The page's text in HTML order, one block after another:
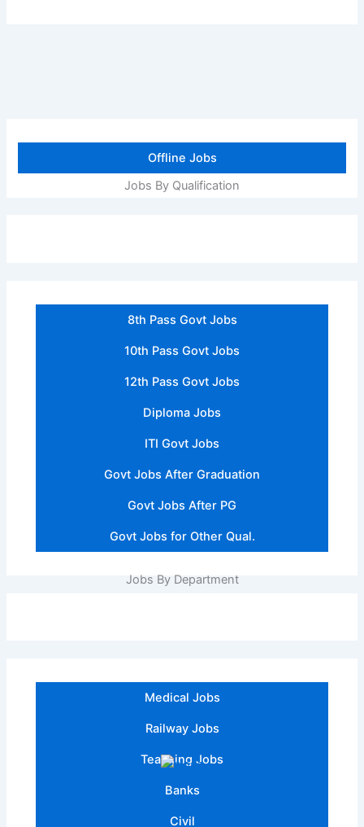
Offline Jobs
Jobs By Qualification
8th Pass Govt Jobs
10th Pass Govt Jobs
12th Pass Govt Jobs
Diploma Jobs
ITI Govt Jobs
Govt Jobs After Graduation
Govt Jobs After PG
Govt Jobs for Other Qual.
Jobs By Department
Medical Jobs
Railway Jobs
Teaching Jobs
Banks
Civil